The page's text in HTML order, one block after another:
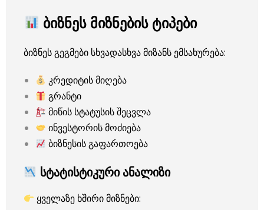
ბიზნეს მიზნების ტიპები
ბიზნეს გეგმები სხვადასხვა მიზანს ემსახურება:
კრედიტის მიღება
გრანტი
მიწის სტატუსის შეცვლა
ინვესტორის მოძიება
ბიზნესის გაფართოება
სტატისტიკური ანალიზი
ყველაზე ხშირი მიზნები: